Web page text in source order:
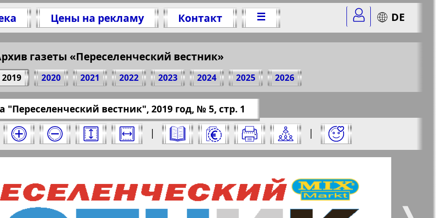
Цены на рекламу Контакт ☰ DE
газеты «Переселенческий вестник»
2019 2020 2021 2022 2023 2024 2025 2026
вестник" за 2019 год. Выберите номер и нажмите на него:
"Переселенческий вестник", 2019 год, № 5, стр. 1
| |
вестник". Номер: 5, 2019 год. Выберите страницу и нажмите на нее:
3 4
1 стр. газеты "Aussiedlerbote", № 5, 2019 г.
(Нажмите, чтобы скопировать ссылку)
?pub=aussiedlerbote&god=2019&nomer=5&str=1
Берлинский
Все pro все Город 511